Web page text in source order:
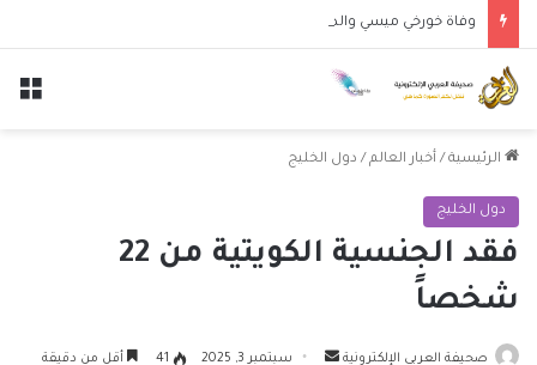
وفاة خورخي ميسي والد النجم الأرجنتيني ليونيل ميسي عن عمر 68 عاماً
الرئيسية / أخبار العالم / دول الخليج
دول الخليج
فقد الجنسية الكويتية من 22
شخصاً
صحيفة العربي الإلكترونية
أرسل سبتمبر 3, 2025 41 أقل من دقيقة